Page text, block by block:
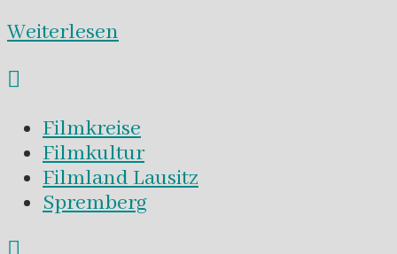
Weiterlesen
Filmkreise
Filmkultur
Filmland Lausitz
Spremberg